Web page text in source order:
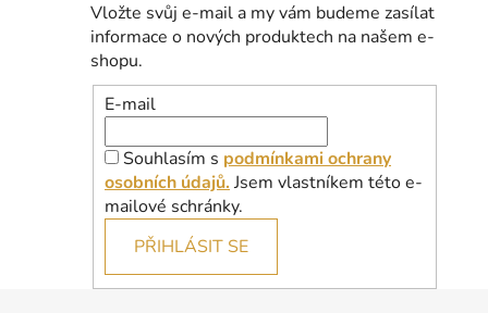
Vložte svůj e-mail a my vám budeme zasílat
informace o nových produktech na našem e-
shopu.
E-mail
Souhlasím s podmínkami ochrany
osobních údajů. Jsem vlastníkem této e-
mailové schránky.
PŘIHLÁSIT SE